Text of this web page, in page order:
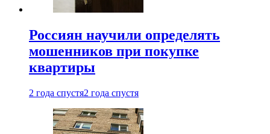
Россиян научили определять
мошенников при покупке
квартиры
2 года спустя2 года спустя